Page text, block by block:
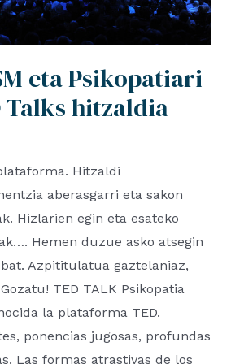
eta Psikopatiari
Talks hitzaldia
Hitzaldi
aberasgarri eta sakon
Hizlarien egin eta esateko
Hemen duzue asko atsegin
Azpititulatua gaztelaniaz,
TED TALK Psikopatia
la plataforma TED.
ponencias jugosas, profundas
Las formas atrastivas de los